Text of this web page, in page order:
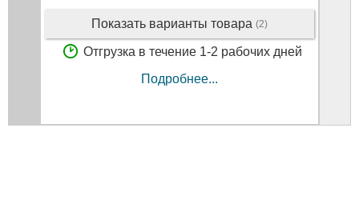
Показать варианты товара (2)
Отгрузка в течение 1-2 рабочих дней
Подробнее...